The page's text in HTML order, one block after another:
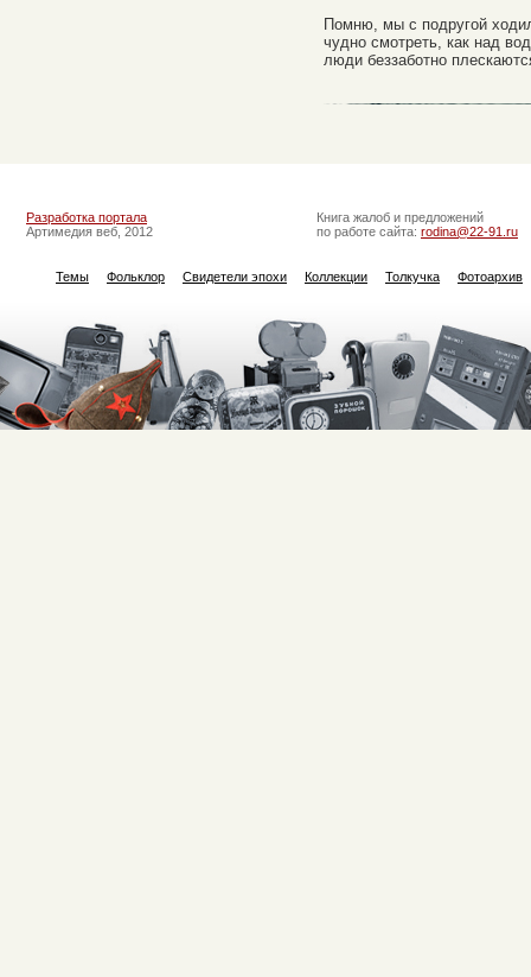
Помню, мы с подругой
чудно смотреть, как над
люди беззаботно
Разработка портала
Артимедия веб, 2012
Книга жалоб и предложений
по работе сайта: rodina@22-91.ru
Темы Фольклор Свидетели эпохи Коллекции Толкучка Фотоархив